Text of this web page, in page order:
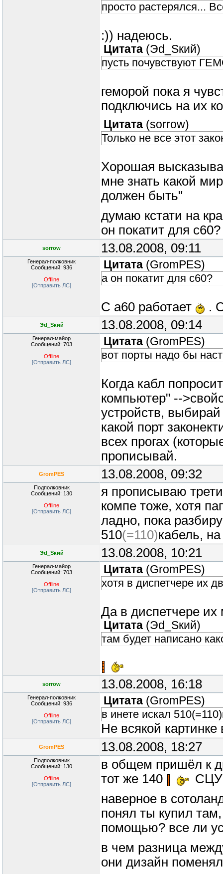
просто растерялся...
:)) надеюсь.
Цитата (Эd_Sкий)
пусть почувствуют
геморой пока я
подключись на их
Цитата (sorrow)
Только не все этот
Хорошая
мне знать какой
должен быть"
думаю кстати на
он покатит для с60?
sorrow 13.08.2008, 09:11
Генерал-полковник
Сообщений: 936
Offline
[Отправить ЛС]
Цитата (GromPES)
а он покатит для с60?
С а60 работает .
Эd_Sкий 13.08.2008, 09:14
Генерал-майор
Сообщений: 703
Offline
[Отправить ЛС]
Цитата (GromPES)
вот порты надо бы
Когда кабл
компьютер" --
устройств,
какой порт
всех прогах
прописывай.
GromPES 13.08.2008, 09:32
Подполковник
Сообщений: 130
Offline
[Отправить ЛС]
я прописываю
компе тоже, хотя
ладно, пока
510(=110)кабель,
Эd_Sкий 13.08.2008, 10:21
Генерал-майор
Сообщений: 703
Offline
[Отправить ЛС]
Цитата (GromPES)
хотя в диспетчере их
Да в диспетчере
Цитата (Эd_Sкий)
там будет написано
sorrow 13.08.2008, 16:18
Генерал-полковник
Сообщений: 936
Offline
[Отправить ЛС]
Цитата (GromPES)
в инете искал
Не всякой
GromPES 13.08.2008, 18:27
Подполковник
Сообщений: 130
Offline
[Отправить ЛС]
в общем пришёл к
тот же 140
наверное в
понял ты купил
помощью? все ли
в чем разница
они дизайн